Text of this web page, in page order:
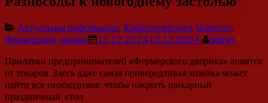
Актуальная информация Крайпотребсоюз Новости
Фермерский дворик
13.12.202413.12.2024
admin
Прилавки предпринимателей «Фермерского дворика» ломятся
от товаров. Здесь даже самая привередливая хозяйка может
найти все необходимое, чтобы накрыть шикарный
праздничный стол.